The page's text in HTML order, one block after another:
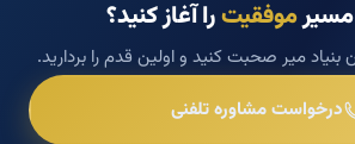
مسیرموفقیترا آغاز کنید؟
بنیاد میر صحبت کنید و اولین قدم را بردارید.
درخواست مشاوره تلفنی